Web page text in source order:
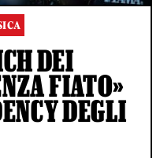
DEI
FIATO»
DEGLI